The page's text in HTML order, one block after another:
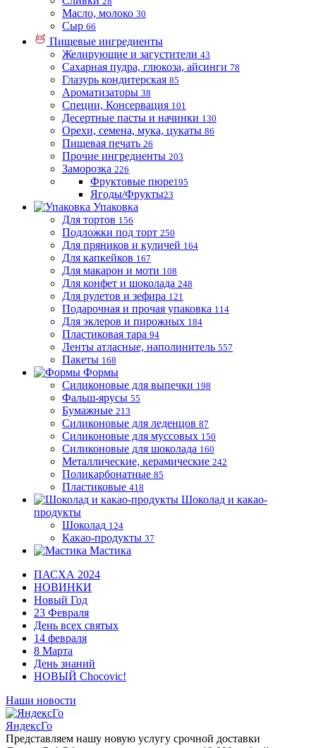
Масло, молоко 30
Сыр 66
Пищевые ингредиенты
Желирующие и загустители 43
Сахарная пудра, глюкоза, айсинги 78
Глазурь кондитерская 85
Ароматизаторы 38
Специи, Консервация 101
Десертные пасты и начинки 130
Орехи, семена, мука, цукаты 86
Пищевая печать 26
Прочие ингредиенты 203
Заморозка 226
Фруктовые пюре195
Ягоды/Фрукты23
Упаковка
Для тортов 156
Подложки под торт 250
Для пряников и куличей 164
Для капкейков 167
Для макарон и моти 108
Для конфет и шоколада 248
Для рулетов и зефира 121
Подарочная и прочая упаковка 114
Для эклеров и пирожных 184
Пластиковая тара 94
Ленты атласные, наполинитель 557
Пакеты 168
Формы
Силиконовые для выпечки 198
Фальш-ярусы 55
Бумажные 213
Силиконовые для леденцов 87
Силиконовые для муссовых 150
Силиконовые для шоколада 160
Металлические, керамические 242
Поликарбонатные 85
Пластиковые 418
Шоколад и какао-
продукты
Шоколад 124
Какао-продукты 37
Мастика
ПАСХА 2024
НОВИНКИ
Новый Год
23 Февраля
День всех святых
14 февраля
8 Марта
День знаний
НОВЫЙ Chocovic!
Наши новости
ЯндексГо
Представляем нашу новую услугу срочной доставки